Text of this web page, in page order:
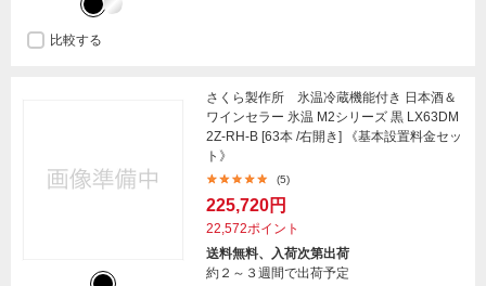
比較する
さくら製作所 氷温冷蔵機能付き 日本酒＆
ワインセラー 氷温 M2シリーズ 黒 LX63DM
2Z-RH-B [63本 /右開き] 《基本設置料金セッ
ト》
(5)
225,720円
22,572ポイント
送料無料、入荷次第出荷
約２～３週間で出荷予定